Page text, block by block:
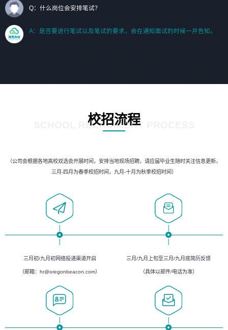
Q：什么岗位会安排笔试？
A：是否要进行笔试以及笔试的要求，会在通知面试的时候一并告知。
校招流程
SCHOOL RECRUIMENT PROCESS
（公司会根据各地高校双选会开展时间，安排当地现场招聘，请应届毕业生随时关注信息更新，
三月-四月为春季校招时间，九月-十月为秋季校招时间）
三月初/九月初网络投递渠道开启
（邮箱：hr@oregonbeacon.com）
三月/九月上旬至三月/九月底简历反馈
（具体以邮件/电话为准）